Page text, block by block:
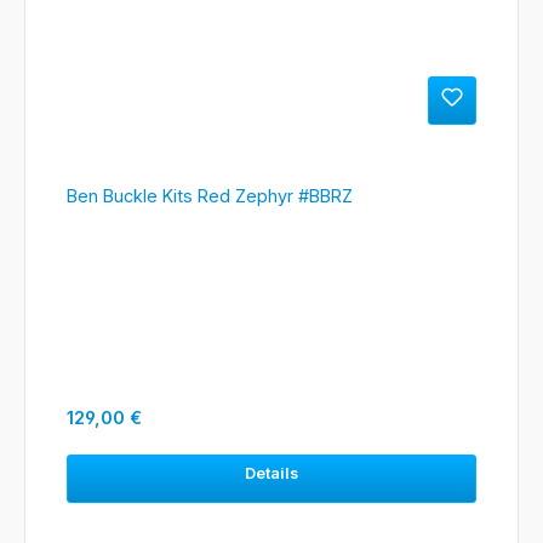
Ben Buckle Kits Red Zephyr #BBRZ
Regulärer Preis:
129,00 €
Details